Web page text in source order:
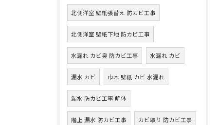
北側洋室 壁紙張替え 防カビ工事
北側洋室 壁紙下地 防カビ工事
水漏れ カビ臭 防カビ工事 水漏れ カビ
漏水 カビ 巾木 壁紙 カビ 水漏れ
漏水 防カビ工事 解体
階上 漏水 防カビ工事 カビ取り 防カビ工事